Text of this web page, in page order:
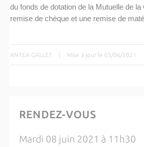
du fonds de dotation de la Mutuelle de
remise de chèque et une remise de
ANTEA GALLET | Mise à jour le 03/06/2021
RENDEZ-VOUS
Mardi 08 juin 2021 à 11h30